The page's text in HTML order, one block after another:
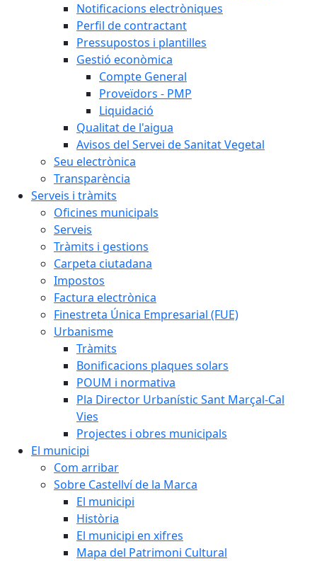
Notificacions electròniques
Perfil de contractant
Pressupostos i plantilles
Gestió econòmica
Compte General
Proveïdors - PMP
Liquidació
Qualitat de l'aigua
Avisos del Servei de Sanitat Vegetal
Seu electrònica
Transparència
Serveis i tràmits
Oficines municipals
Serveis
Tràmits i gestions
Carpeta ciutadana
Impostos
Factura electrònica
Finestreta Única Empresarial (FUE)
Urbanisme
Tràmits
Bonificacions plaques solars
POUM i normativa
Pla Director Urbanístic Sant Marçal-Cal
Vies
Projectes i obres municipals
El municipi
Com arribar
Sobre Castellví de la Marca
El municipi
Història
El municipi en xifres
Mapa del Patrimoni Cultural